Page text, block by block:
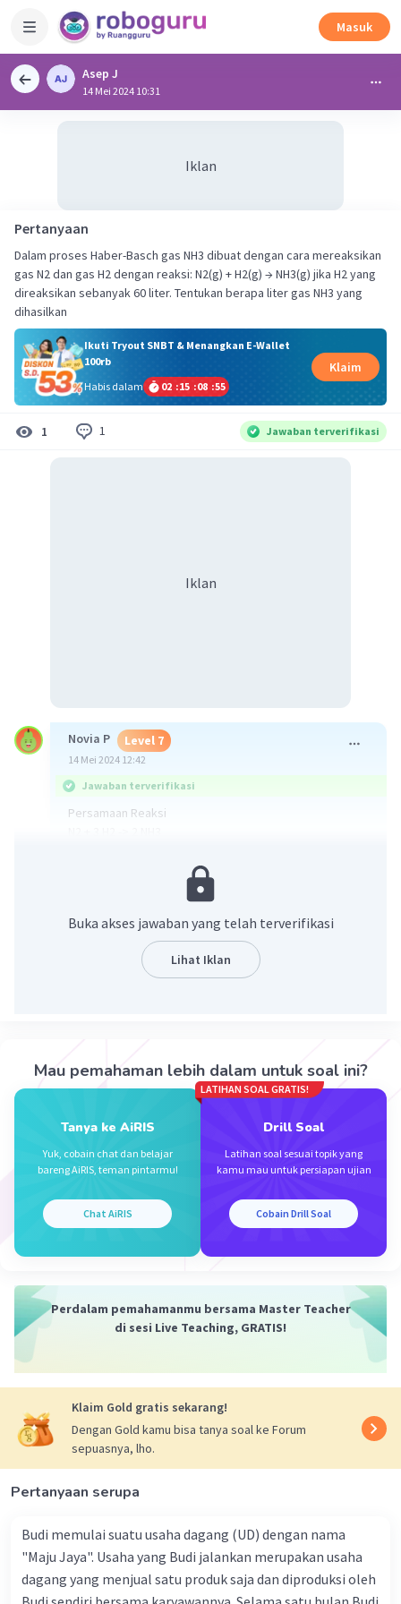
Masuk
Asep J
14 Mei 2024 10:31
Iklan
Pertanyaan
Dalam proses Haber-Basch gas NH3 dibuat dengan cara mereaksikan
gas N2 dan gas H2 dengan reaksi: N2(g) + H2(g) → NH3(g) jika H2 yang
direaksikan sebanyak 60 liter. Tentukan berapa liter gas NH3 yang
dihasilkan
Ikuti Tryout SNBT & Menangkan E-Wallet
100rb
Habis dalam
02 :15 :08 :55
Klaim
1 1 Jawaban terverifikasi
Iklan
Novia P Level 7
14 Mei 2024 12:42
Jawaban terverifikasi
Persamaan Reaksi
Gas NH3 yang dihasilkan
= (koefisien NH3 / koefisien H2) x vol H2
Beri Rating· 1) Balas
Buka akses jawaban yang telah terverifikasi
Lihat Iklan
Mau pemahaman lebih dalam untuk soal ini?
Tanya ke AiRIS
Yuk, cobain chat dan belajar
bareng AiRIS, teman pintarmu!
Chat AiRIS
LATIHAN SOAL GRATIS!
Drill Soal
Latihan soal sesuai topik yang
kamu mau untuk persiapan ujian
Cobain Drill Soal
Perdalam pemahamanmu bersama Master Teacher
di sesi Live Teaching, GRATIS!
Klaim Gold gratis sekarang!
Dengan Gold kamu bisa tanya soal ke Forum
sepuasnya, lho.
Pertanyaan serupa
Budi memulai suatu usaha dagang (UD) dengan nama
"Maju Jaya". Usaha yang Budi jalankan merupakan usaha
dagang yang menjual satu produk saja dan diproduksi oleh